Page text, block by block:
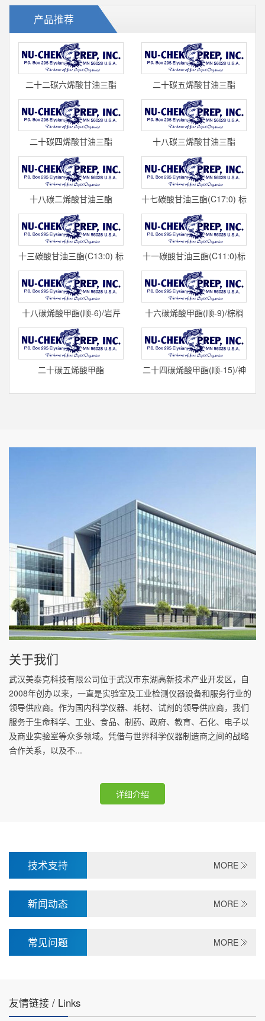
产品推荐
二十二碳六烯酸甘油三酯
(顺-4,7,10,13,16,19)
二十碳五烯酸甘油三酯
(顺-5,8,11,14,17)/EPA
二十碳四烯酸甘油三酯
(顺-5,8,11,14)/花生四烯酸甘
十八碳三烯酸甘油三酯
(顺-9,12,15) /α-亚麻酸甘油
十八碳二烯酸甘油三酯
(顺-9,12) /亚油酸甘油三酯
(C1
十七碳酸甘油三酯(C17:0) 标
准品 T-155 cas#
十三碳酸甘油三酯(C13:0) 标
准品 T-135 cas#
十一碳酸甘油三酯(C11:0)标
准品 T-125 cas#1
十八碳烯酸甲酯(顺-6)/岩芹
酸甲酯(C18:1) 标准品
十六碳烯酸甲酯(顺-9)/棕榈
油酸甲酯(C16:1) 标准品
二十碳五烯酸甲酯
二十四碳烯酸甲酯(顺-15)/神
关于我们
武汉美泰克科技有限公司位于武汉市东湖高新技术产业开发区，自
2008年创办以来，一直是实验室及工业检测仪器设备和服务行业的
领导供应商。作为国内科学仪器、耗材、试剂的领导供应商，我们
服务于生命科学、工业、食品、制药、政府、教育、石化、电子以
及商业实验室等众多领域。凭借与世界科学仪器制造商之间的战略
合作关系，以及不...
详细介绍
技术支持 MORE
新闻动态 MORE
常见问题 MORE
友情链接 / Links